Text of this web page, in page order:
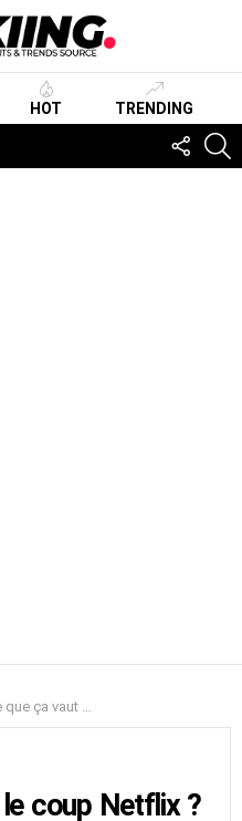
HOT TRENDING
US
vaut le coup Netflix ?
coup Netflix ?